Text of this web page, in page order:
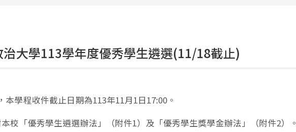
治大學113學年度優秀學生遴選(11/18截止)
本學程收件截止日期為113年11月1日17:00。
校「優秀學生遴選辦法」（附件1）及「優秀學生獎學金辦法」（附件2）。